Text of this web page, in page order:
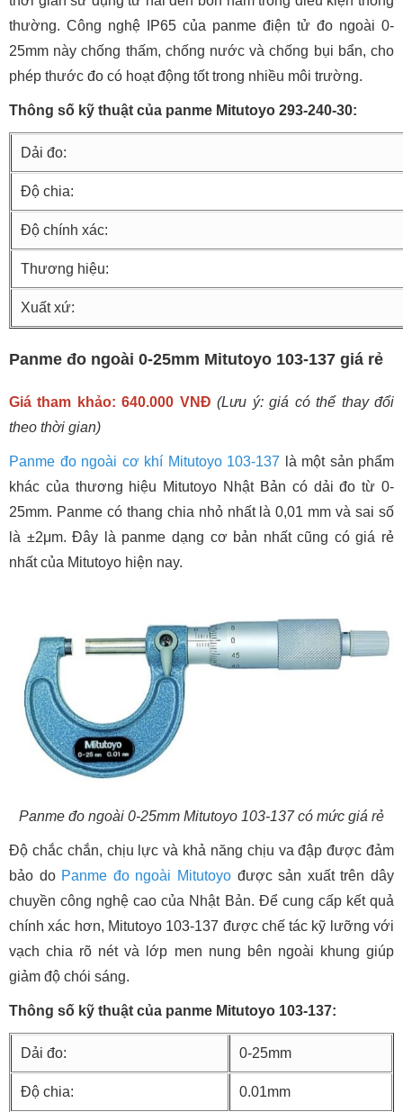
thường. Công nghệ IP65 của panme điện tử đo ngoài 0-
25mm này chống thấm, chống nước và chống bụi bẩn, cho
phép thước đo có hoạt động tốt trong nhiều môi trường.
Thông số kỹ thuật của panme Mitutoyo 293-240-30:
Dải đo:
Độ chia:
Độ chính xác:
Thương hiệu:
Xuất xứ:
Panme đo ngoài 0-25mm Mitutoyo 103-137 giá rẻ
Giá tham khảo: 640.000 VNĐ(Lưu ý: giá có thể thay đổi
theo thời gian)
Panme đo ngoài cơ khí Mitutoyo 103-137 là một sản phẩm
khác của thương hiệu Mitutoyo Nhật Bản có dải đo từ 0-
25mm. Panme có thang chia nhỏ nhất là 0,01 mm và sai số
là ±2μm. Đây là panme dạng cơ bản nhất cũng có giá rẻ
nhất của Mitutoyo hiện nay.
Panme đo ngoài 0-25mm Mitutoyo 103-137 có mức giá rẻ
Độ chắc chắn, chịu lực và khả năng chịu va đập được đảm
bảo do Panme đo ngoài Mitutoyo được sản xuất trên dây
chuyền công nghệ cao của Nhật Bản. Để cung cấp kết quả
chính xác hơn, Mitutoyo 103-137 được chế tác kỹ lưỡng với
vạch chia rõ nét và lớp men nung bên ngoài khung giúp
giảm độ chói sáng.
Thông số kỹ thuật của panme Mitutoyo 103-137:
Dải đo: 0-25mm
Độ chia: 0.01mm